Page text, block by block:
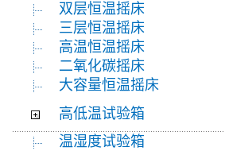
双层恒温摇床
三层恒温摇床
高温恒温摇床
二氧化碳摇床
大容量恒温摇床
高低温试验箱
温湿度试验箱